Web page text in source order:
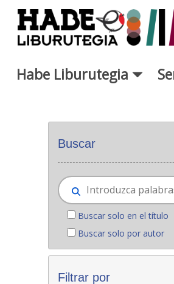
Saltar al contenido principal
Habe Liburutegia
Buscar
Buscar solo en el título
Buscar solo por autor
Filtrar por